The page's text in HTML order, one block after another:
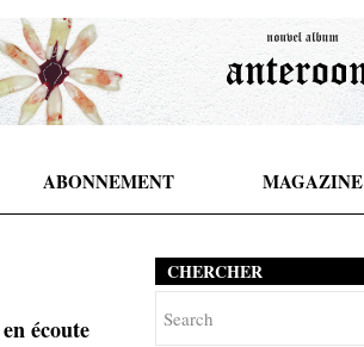
ABONNEMENT MAGAZINE
écoute
CHERCHER